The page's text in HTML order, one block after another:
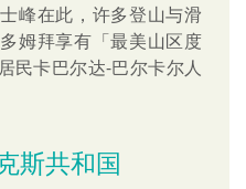
峰在此，许多登山与滑
姆拜享有「最美山区度
民卡巴尔达-巴尔卡尔人
斯共和国